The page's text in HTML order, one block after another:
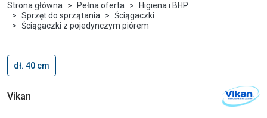
Strona główna Pełna oferta
Higiena i BHP
Sprzęt do sprzątania
Ściągaczki
Ściągaczki z pojedynczym piórem
dł. 40 cm
Vikan